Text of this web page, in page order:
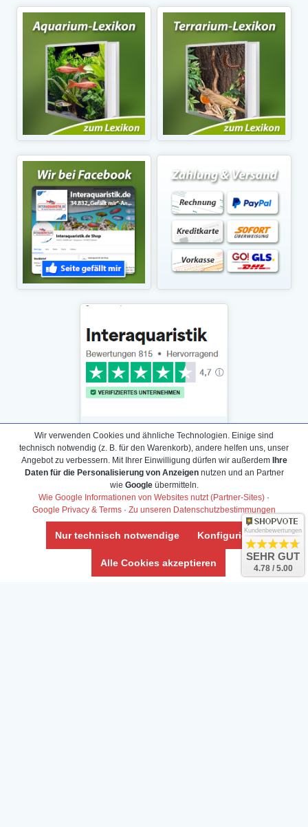
Daten­schutz­erklärung
Widerrufs­recht /Widerrufs­formular
AGB & Info
Impressum
Umwelt und Entsorgung
Vertrag widerrufen
Wir verwenden Cookies und ähnliche Technologien. Einige sind
technisch notwendig (z. B. für den Warenkorb), andere helfen uns, unser
Angebot zu verbessern. Mit Ihrer Einwilligung dürfen wir außerdem Ihre
Daten für die Personalisierung von Anzeigennutzen und an Partner
wie Googleübermitteln.
Wie Google Informationen von Websites nutzt (Partner-Sites) ·
Google Privacy & Terms · Zu unseren Datenschutzbestimmungen
Nur technisch notwendige Konfigurieren
Alle Cookies akzeptieren
Kundenbewertungen
SEHR GUT
4.78 / 5.00